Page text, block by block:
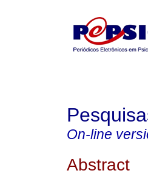
On-line
Abstract